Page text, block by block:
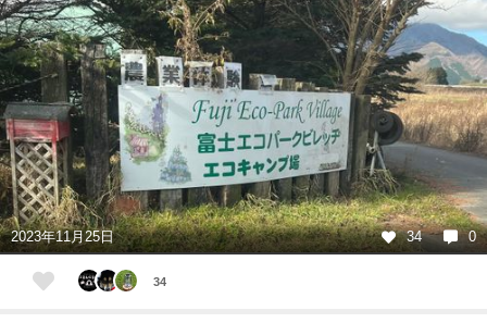
2023年11月25日 34 0
34